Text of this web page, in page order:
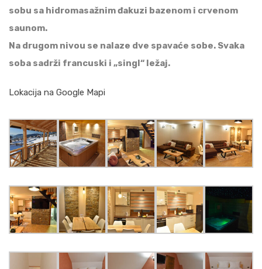
sobu sa hidromasažnim đakuzi bazenom i crvenom
saunom.
Na drugom nivou se nalaze dve spavaće sobe. Svaka
soba sadrži francuski i „singl“ ležaj.
Lokacija na Google Mapi